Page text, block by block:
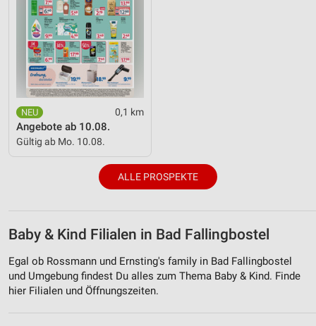
0,1 km
Angebote ab 10.08.
Gültig ab Mo. 10.08.
ALLE PROSPEKTE
Baby & Kind Filialen in Bad Fallingbostel
Egal ob Rossmann und Ernsting's family in Bad Fallingbostel
und Umgebung findest Du alles zum Thema Baby & Kind. Finde
hier Filialen und Öffnungszeiten.